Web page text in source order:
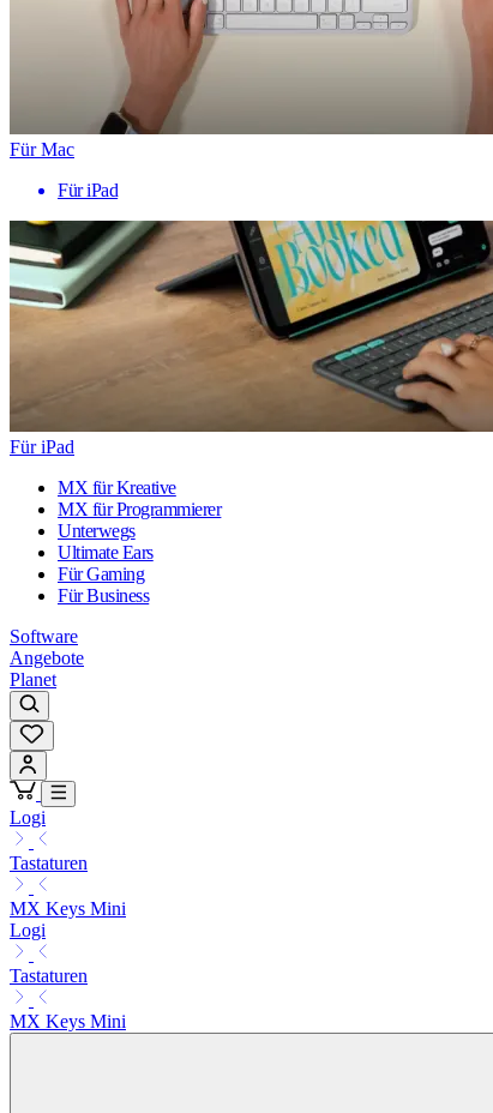
Für Mac
Für iPad
Für iPad
MX für Kreative
MX für Programmierer
Unterwegs
Ultimate Ears
Für Gaming
Für Business
Software
Angebote
Planet
Logi
Tastaturen
MX Keys Mini
Logi
Tastaturen
MX Keys Mini